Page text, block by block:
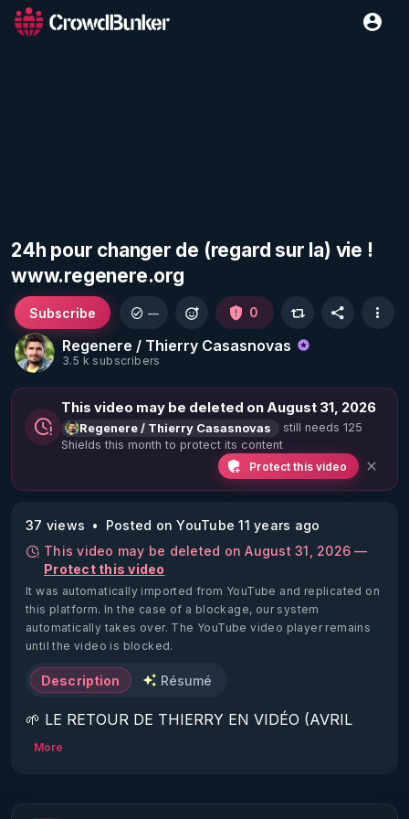
24h pour changer de (regard sur la) vie !
www.regenere.org
Regenere / Thierry Casasnovas
3.5 k subscribers
Subscribe — 0
This video may be deleted on August 31, 2026
Regenere / Thierry Casasnovas
still needs 125
Shields this month to protect its content
Protect this video
37 views
Posted on YouTube 11 years ago
This video may be deleted on August 31, 2026 —
Protect this video
It was automatically imported from YouTube and replicated on
this platform. In the case of a blockage, our system
automatically takes over. The YouTube video player remains
until the video is blocked.
Description Résumé
🌱 LE RETOUR DE THIERRY EN VIDÉO (AVRIL
2022)!
https://www.rgnr.fr/presentation.html
More